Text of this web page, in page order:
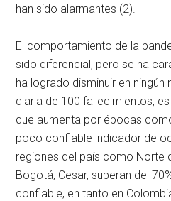
han sido alarmantes (2).
El comportamiento de la
sido diferencial, pero se ha
ha logrado disminuir en
diaria de 100 fallecimientos,
que aumenta por épocas
poco confiable indicador de
regiones del país como Norte
Bogotá, Cesar, superan del
confiable, en tanto en